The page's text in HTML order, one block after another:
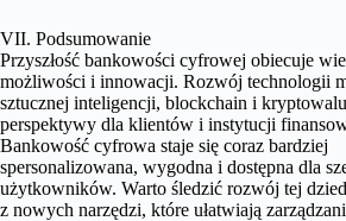
VII. Podsumowanie
Przyszłość bankowości cyfrowej obiecuje
możliwości i innowacji. Rozwój technologii
sztucznej inteligencji, blockchain i
perspektywy dla klientów i instytucji
Bankowość cyfrowa staje się coraz bardziej
spersonalizowana, wygodna i dostępna dla
użytkowników. Warto śledzić rozwój tej
z nowych narzędzi, które ułatwiają